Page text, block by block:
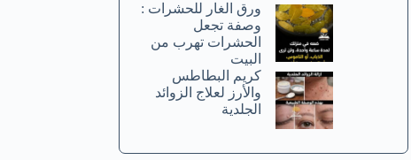
ورق الغار للحشرات :
وصفة تجعل
الحشرات تهرب من
البيت
كريم البطاطس
والأرز لعلاج الزوائد
الجلدية